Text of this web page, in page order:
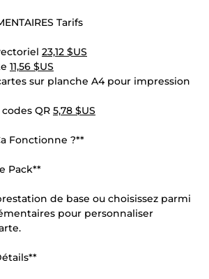
Tarifs
23,12 $US
11,56 $US
sur planche A4 pour impression
QR 5,78 $US
Fonctionne ?**
Pack**
de base ou choisissez parmi
pour personnaliser